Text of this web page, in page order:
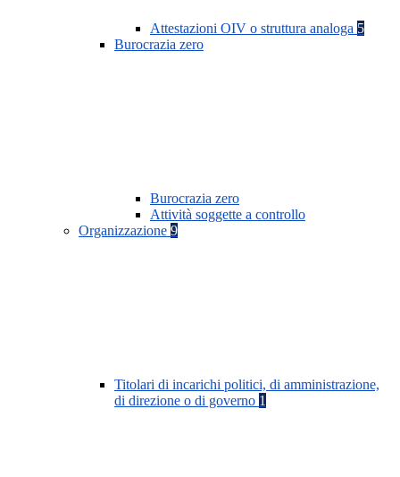
Attestazioni OIV o struttura analoga 5
Burocrazia zero
Burocrazia zero
Attività soggette a controllo
Organizzazione 9
Titolari di incarichi politici, di amministrazione,
di direzione o di governo 1